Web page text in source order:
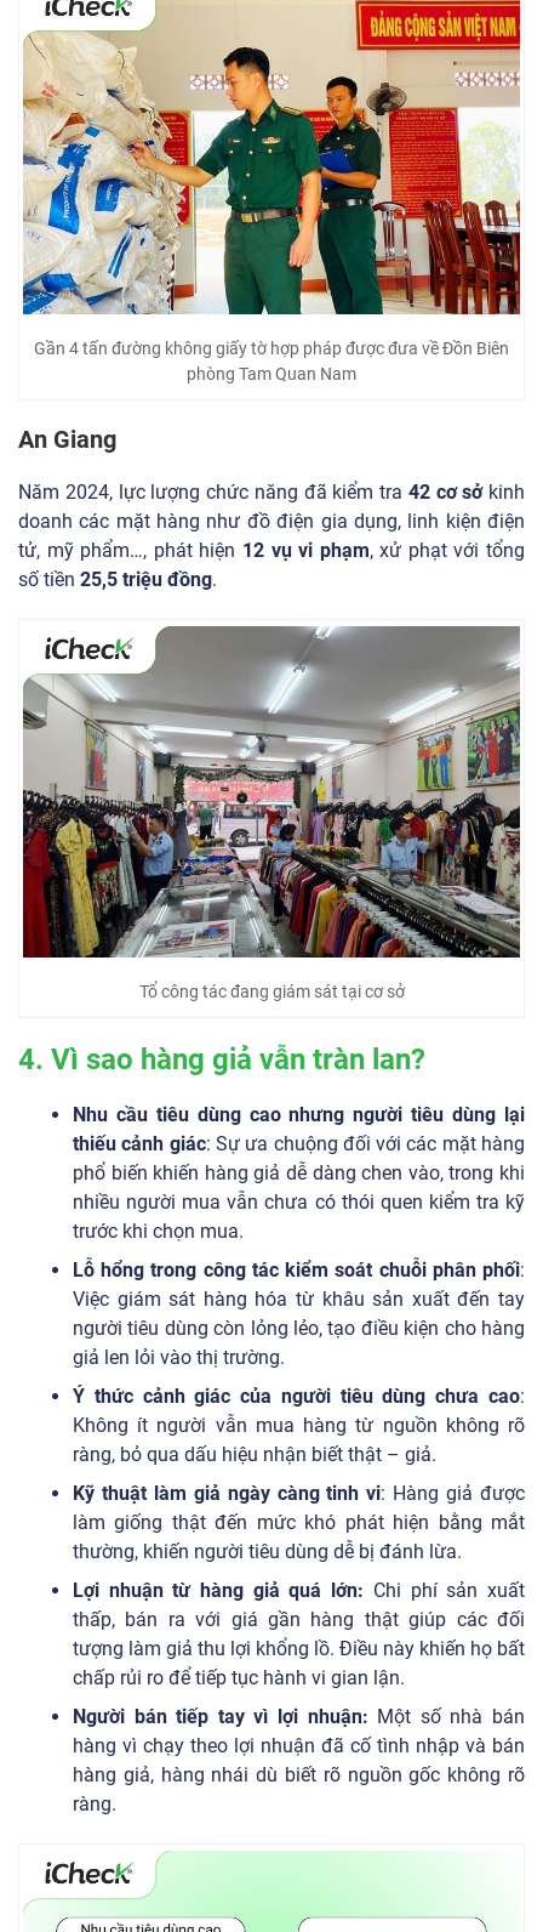
Gần 4 tấn đường không giấy tờ hợp pháp được đưa về Đồn Biên
phòng Tam Quan Nam
An Giang
Năm 2024, lực lượng chức năng đã kiểm tra 42 cơ sởkinh
doanh các mặt hàng như đồ điện gia dụng, linh kiện điện
tử, mỹ phẩm…, phát hiện 12 vụ vi phạm, xử phạt với tổng
số tiền 25,5 triệu đồng.
Tổ công tác đang giám sát tại cơ sở
4. Vì sao hàng giả vẫn tràn lan?
Nhu cầu tiêu dùng cao nhưng người tiêu dùng lại
thiếu cảnh giác: Sự ưa chuộng đối với các mặt hàng
phổ biến khiến hàng giả dễ dàng chen vào, trong khi
nhiều người mua vẫn chưa có thói quen kiểm tra kỹ
trước khi chọn mua.
Lỗ hổng trong công tác kiểm soát chuỗi phân phối:
Việc giám sát hàng hóa từ khâu sản xuất đến tay
người tiêu dùng còn lỏng lẻo, tạo điều kiện cho hàng
giả len lỏi vào thị trường.
Ý thức cảnh giác của người tiêu dùng chưa cao:
Không ít người vẫn mua hàng từ nguồn không rõ
ràng, bỏ qua dấu hiệu nhận biết thật – giả.
Kỹ thuật làm giả ngày càng tinh vi: Hàng giả được
làm giống thật đến mức khó phát hiện bằng mắt
thường, khiến người tiêu dùng dễ bị đánh lừa.
Lợi nhuận từ hàng giả quá lớn: Chi phí sản xuất
thấp, bán ra với giá gần hàng thật giúp các đối
tượng làm giả thu lợi khổng lồ. Điều này khiến họ bất
chấp rủi ro để tiếp tục hành vi gian lận.
Người bán tiếp tay vì lợi nhuận: Một số nhà bán
hàng vì chạy theo lợi nhuận đã cố tình nhập và bán
hàng giả, hàng nhái dù biết rõ nguồn gốc không rõ
ràng.